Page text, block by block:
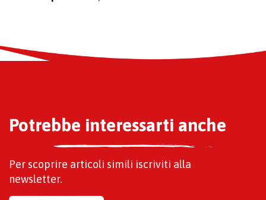
Potrebbe interessarti anche
Per scoprire articoli simili iscriviti alla
newsletter.